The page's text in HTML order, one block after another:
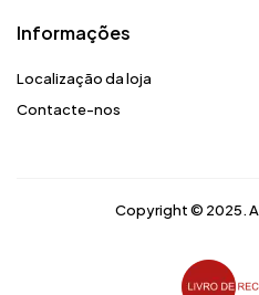
Informações
Localização da loja
Contacte-nos
Copyright © 2025.